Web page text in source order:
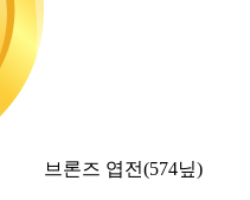
브론즈 엽전(574닢)